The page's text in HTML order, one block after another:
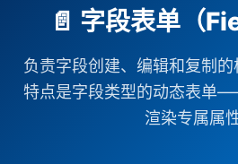
📄 字段表单（
负责字段创建、编辑和复制
特点是字段类型的动态表单
渲染专属属性